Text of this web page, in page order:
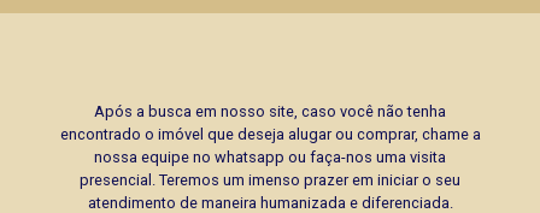
Após a busca em nosso site, caso você não tenha
encontrado o imóvel que deseja alugar ou comprar, chame a
nossa equipe no whatsapp ou faça-nos uma visita
presencial. Teremos um imenso prazer em iniciar o seu
atendimento de maneira humanizada e diferenciada.